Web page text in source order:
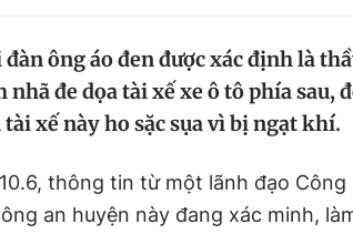
đàn ông áo đen được xác định là
nhã đe dọa tài xế xe ô tô phía
xế này ho sặc sụa vì bị ngạt khí.
thông tin từ một lãnh đạo
an huyện này đang xác minh,